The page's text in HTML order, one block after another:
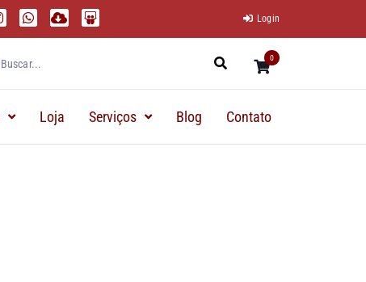
Login
0
Loja Serviços Blog Contato